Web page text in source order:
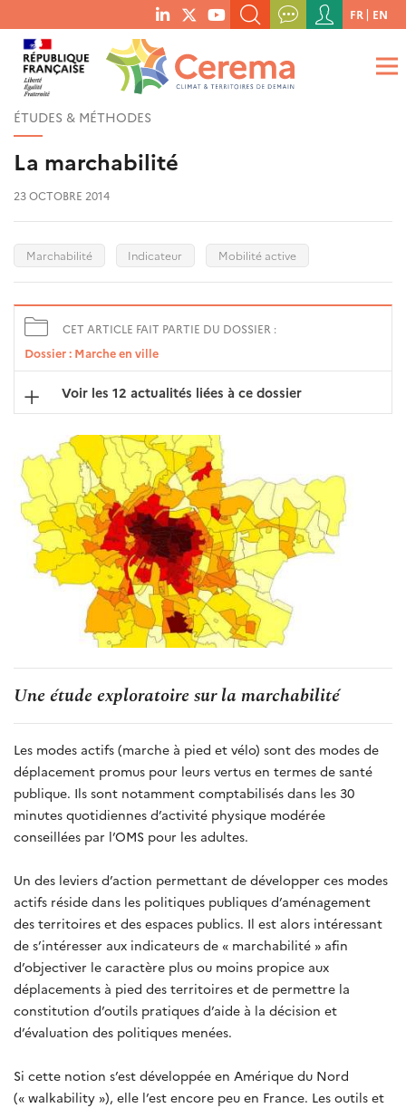
menu
social
links
RECHERCHER UN MOT-CLÉ, UNE PUBLICATION, ETC.
QUE RECHERCHEZ-VOUS ?
Menu
du
compte
de
FR EN
ÉTUDES & MÉTHODES
La marchabilité
23 OCTOBRE 2014
Marchabilité Indicateur Mobilité active
CET ARTICLE FAIT PARTIE DU DOSSIER :
Dossier : Marche en ville
Voir les 12 actualités liées à ce dossier
Une étude exploratoire sur la marchabilité
Les modes actifs (marche à pied et vélo) sont des modes de
déplacement promus pour leurs vertus en termes de santé
publique. Ils sont notamment comptabilisés dans les 30
minutes quotidiennes d’activité physique modérée
conseillées par l’OMS pour les adultes.
Un des leviers d’action permettant de développer ces modes
actifs réside dans les politiques publiques d’aménagement
des territoires et des espaces publics. Il est alors intéressant
de s’intéresser aux indicateurs de « marchabilité » afin
d’objectiver le caractère plus ou moins propice aux
déplacements à pied des territoires et de permettre la
constitution d’outils pratiques d’aide à la décision et
d’évaluation des politiques menées.
Si cette notion s’est développée en Amérique du Nord
(« walkability »), elle l’est encore peu en France. Les outils et